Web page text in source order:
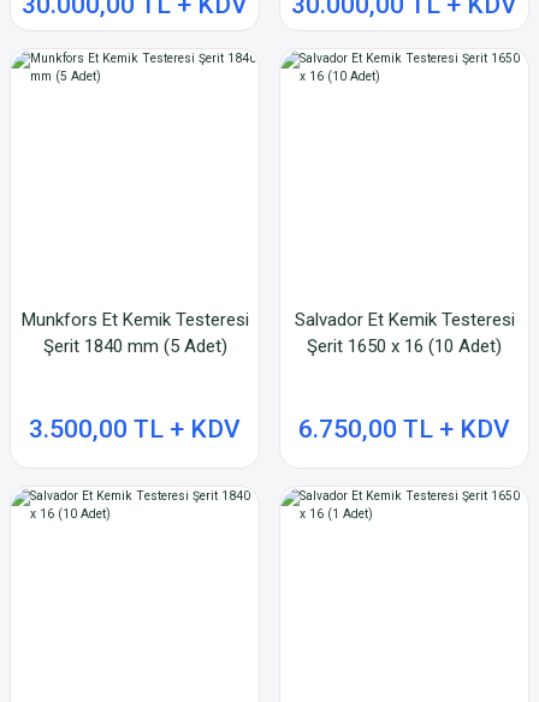
Munkfors Et Kemik Testeresi
Şerit 1840 mm (5 Adet)
3.500,00 TL + KDV
Salvador Et Kemik Testeresi
Şerit 1650 x 16 (10 Adet)
6.750,00 TL + KDV